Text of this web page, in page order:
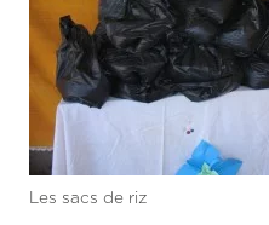
Les sacs de riz